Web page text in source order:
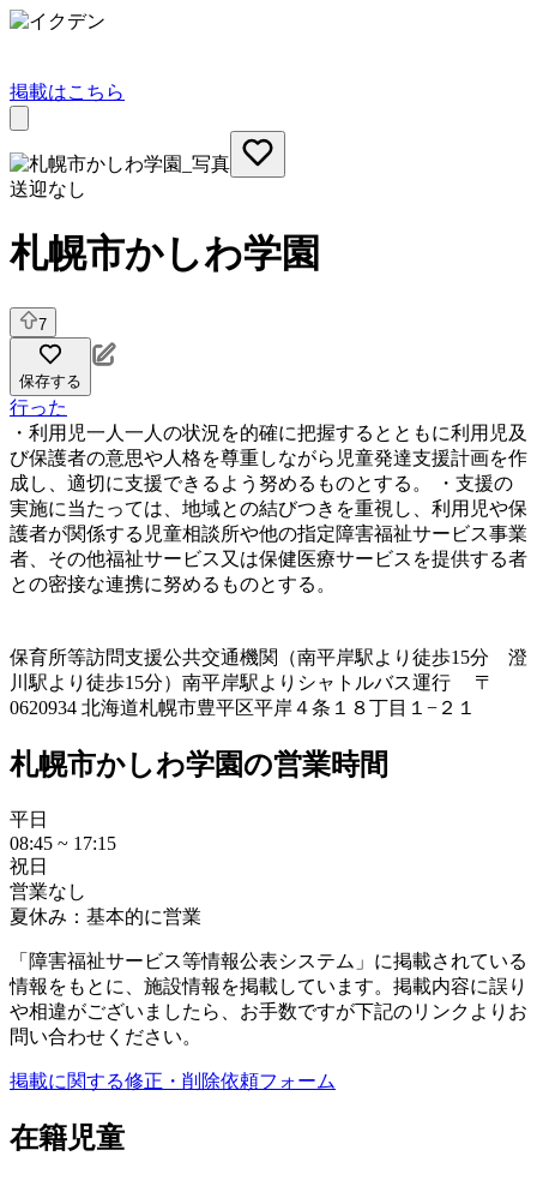
掲載はこちら
送迎なし
札幌市かしわ学園
7
保存する
行った
・利用児一人一人の状況を的確に把握するとともに利用児及
び保護者の意思や人格を尊重しながら児童発達支援計画を作
成し、適切に支援できるよう努めるものとする。 ・支援の
実施に当たっては、地域との結びつきを重視し、利用児や保
護者が関係する児童相談所や他の指定障害福祉サービス事業
者、その他福祉サービス又は保健医療サービスを提供する者
との密接な連携に努めるものとする。
保育所等訪問支援公共交通機関（南平岸駅より徒歩15分 澄
川駅より徒歩15分）南平岸駅よりシャトルバス運行 〒
0620934 北海道札幌市豊平区平岸４条１８丁目１−２１
札幌市かしわ学園の営業時間
平日
08:45 ~ 17:15
祝日
営業なし
夏休み：基本的に営業
「障害福祉サービス等情報公表システム」に掲載されている
情報をもとに、施設情報を掲載しています。掲載内容に誤り
や相違がございましたら、お手数ですが下記のリンクよりお
問い合わせください。
掲載に関する修正・削除依頼フォーム
在籍児童